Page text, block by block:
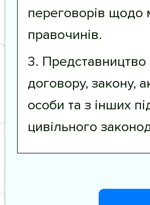
переговорів щодо
правочинів.
3. Представництво
договору, закону,
особи та з інших
цивільного